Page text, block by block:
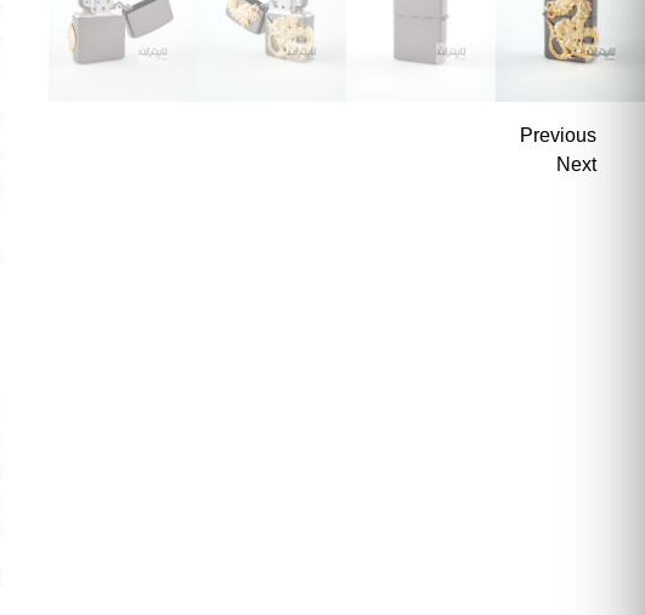
Previous
Next